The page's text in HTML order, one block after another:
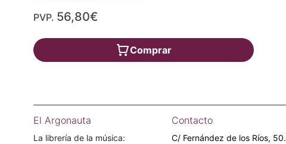
PVP. 56,80€
Comprar
El Argonauta
La librería de la música:
Contacto
C/ Fernández de los Ríos, 50.